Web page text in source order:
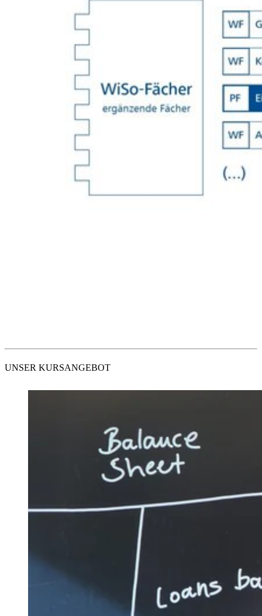
Der Schutz Ihrer Daten ist uns wichtig. Erst wenn Sie hier
UNSER KURSANGEBOT